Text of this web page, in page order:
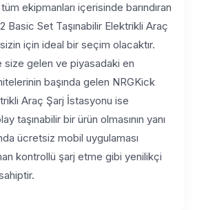
ekipmanları içerisinde barındıran
Basic Set Taşınabilir Elektrikli Araç
için ideal bir seçim olacaktır.
size gelen ve piyasadaki en
başında gelen NRGKick
Araç Şarj İstasyonu ise
taşınabilir bir ürün olmasının yanı
ücretsiz mobil uygulaması
kontrollü şarj etme gibi yenilikçi